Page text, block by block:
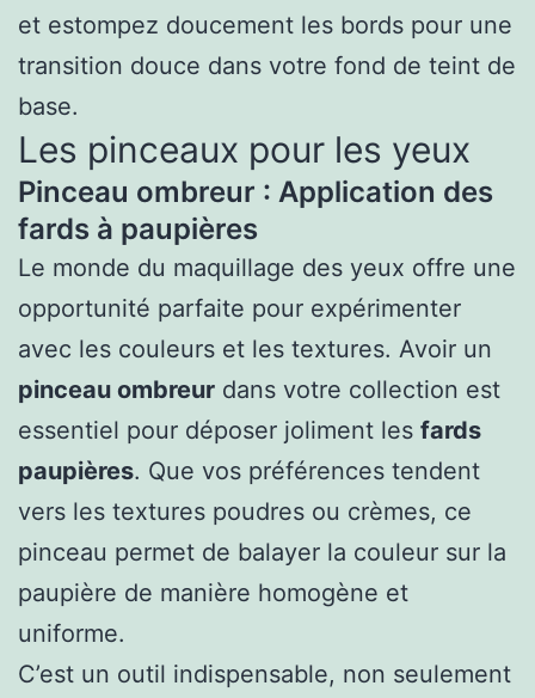
et estompez doucement les bords pour une
transition douce dans votre fond de teint de
base.
Les pinceaux pour les yeux
Pinceau ombreur : Application des
fards à paupières
Le monde du maquillage des yeux offre une
opportunité parfaite pour expérimenter
avec les couleurs et les textures. Avoir un
pinceau ombreur dans votre collection est
essentiel pour déposer joliment les fards
paupières. Que vos préférences tendent
vers les textures poudres ou crèmes, ce
pinceau permet de balayer la couleur sur la
paupière de manière homogène et
uniforme.
C’est un outil indispensable, non seulement